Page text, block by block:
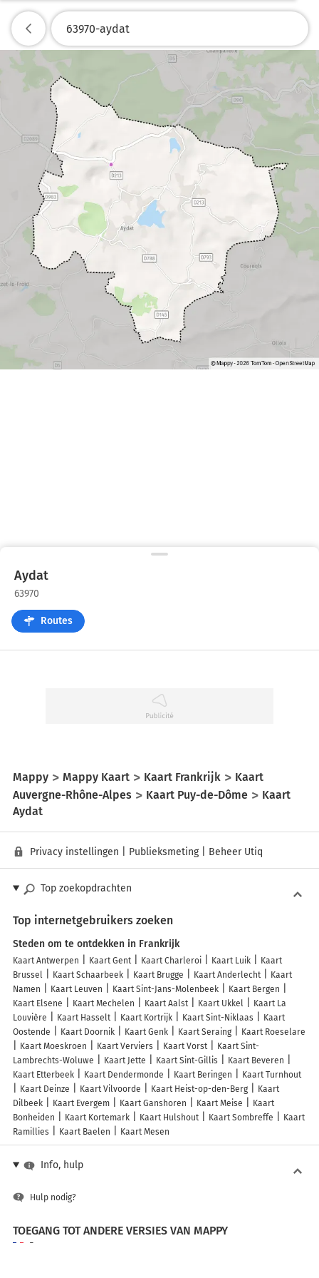
Aydat
63970
Routes
Mappy Mappy Kaart Kaart Frankrijk
Kaart
Auvergne-Rhône-Alpes
Kaart Puy-de-Dôme
Kaart
Aydat
Privacy instellingen Publieksmeting| Beheer Utiq
Top zoekopdrachten
Top internetgebruikers zoeken
Steden om te ontdekken in Frankrijk
Kaart Antwerpen Kaart Gent Kaart Charleroi Kaart Luik
Kaart
Brussel
Kaart Schaarbeek Kaart Brugge Kaart Anderlecht
Kaart
Namen
Kaart Leuven Kaart Sint-Jans-Molenbeek
Kaart Bergen
Kaart Elsene
Kaart Mechelen Kaart Aalst Kaart Ukkel
Kaart La
Louvière
Kaart Hasselt Kaart Kortrijk Kaart Sint-Niklaas
Kaart
Oostende
Kaart Doornik Kaart Genk Kaart Seraing
Kaart Roeselare
Kaart Moeskroen
Kaart Verviers Kaart Vorst
Kaart Sint-
Lambrechts-Woluwe
Kaart Jette Kaart Sint-Gillis
Kaart Beveren
Kaart Etterbeek
Kaart Dendermonde Kaart Beringen
Kaart Turnhout
Kaart Deinze
Kaart Vilvoorde Kaart Heist-op-den-Berg
Kaart
Dilbeek
Kaart Evergem Kaart Ganshoren Kaart Meise
Kaart
Bonheiden
Kaart Kortemark Kaart Hulshout Kaart Sombreffe
Kaart
Ramillies
Kaart Baelen Kaart Mesen
Info, hulp
Hulp nodig?
TOEGANG TOT ANDERE VERSIES VAN MAPPY
France